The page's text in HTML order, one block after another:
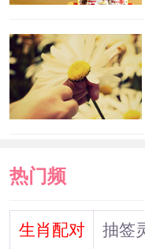
妻子梦见
给自己戴上戒
丈夫梦见
可能会生病。
热门频
道生肖配对 抽签